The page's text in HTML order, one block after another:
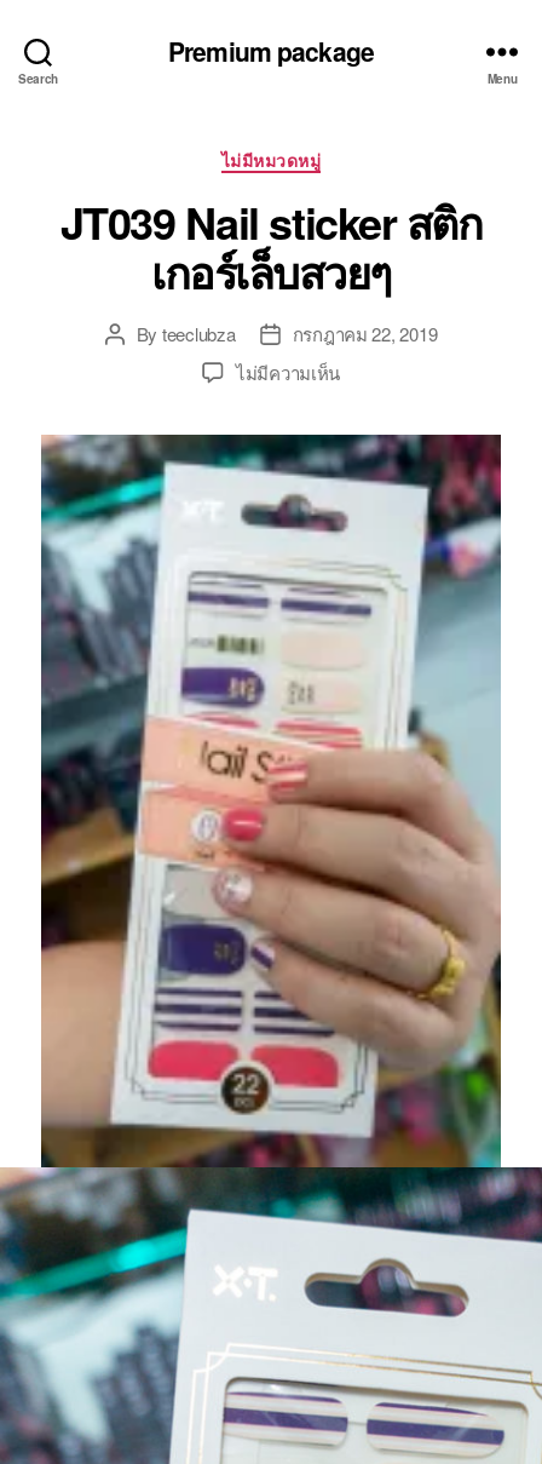
Search
Premium package
Menu
Categories
ไม่มีหมวดหมู่
JT039 Nail sticker สติก
เกอร์เล็บสวยๆ
PostBy teeclubza
Postกรกฎาคม 22, 2019
ไม่มีความเห็นบน
sticker
สติ
เกอร์
เล็บ
สวยๆ